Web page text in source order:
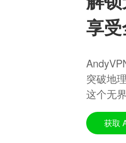
享受
突破地
这个无
获取